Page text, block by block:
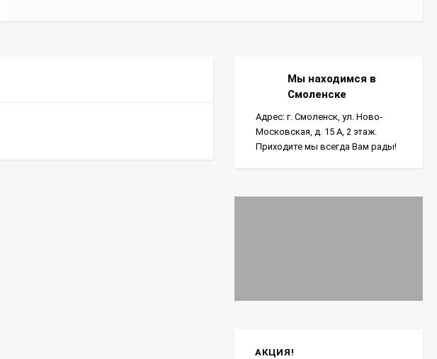
Мы находимся в
Смоленске
Адрес: г. Смоленск, ул. Ново-
Московская, д. 15 А, 2 этаж.
Приходите мы всегда Вам рады!
АКЦИЯ!